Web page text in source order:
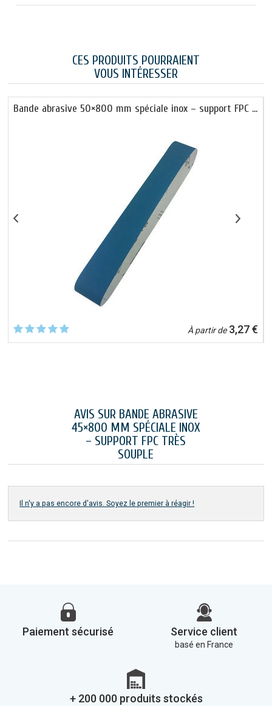
CES PRODUITS POURRAIENT
VOUS INTÉRESSER
Bande abrasive 50×800 mm spéciale inox – support FPC …
À partir de3,27 €
AVIS SUR BANDE ABRASIVE
45×800 MM SPÉCIALE INOX
– SUPPORT FPC TRÈS
SOUPLE
Il n'y a pas encore d'avis. Soyez le premier à réagir !
Paiement sécurisé Service client
basé en France
+ 200 000 produits stockés